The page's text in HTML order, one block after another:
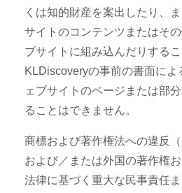
くは知的財産を案出したり、
サイトのコンテンツまたはそ
ブサイトに組み込んだりするこ
KLDiscoveryの事前の書面によ
ェブサイトのページまたは部
ることはできません。
商標および著作権法への違反
および／または外国の著作権
法律に基づく重大な民事責任